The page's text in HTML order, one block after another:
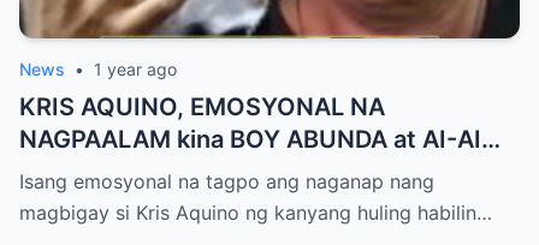
News • 1 year ago
KRIS AQUINO, EMOSYONAL NA
NAGPAALAM kina BOY ABUNDA at AI-AI
DELAS ALAS! Huling Habilin ng Queen of
All Media, NAGPAIYAK sa Buong Bayan —
Isang emosyonal na tagpo ang naganap nang
magbigay si Kris Aquino ng kanyang huling habilin…